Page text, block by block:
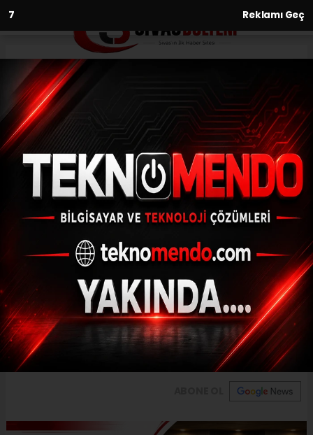
6 Reklamı Geç
Anasayfa Gündem
Apaydın’dan Sezerer’e Tebrik
GÜNDEM
22.06.2026 - 17:42, Güncelleme: 22.06.2026 - 17:53
Sivas Bülteni İnternet Gazetesi İmtiyaz
Sahibi ve Genel Yayın Yönetmeni Menderes
Apaydın, BBP Sivas İl Başkanlığı görevine
seçilen Hakan Sezerer’e hayırlı olsun
ziyaretinde bulundu. Görüşmede kent
gündemi, yerel basının önemi ve Sivas’ın
gelişimine katkı sağlayacak çalışmalar ele
alındı.